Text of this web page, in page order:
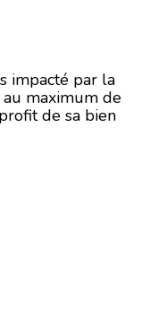
impacté par la
maximum de
de sa bien